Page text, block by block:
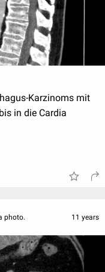
Karzinoms mit
in die Cardia
photo. 11 years